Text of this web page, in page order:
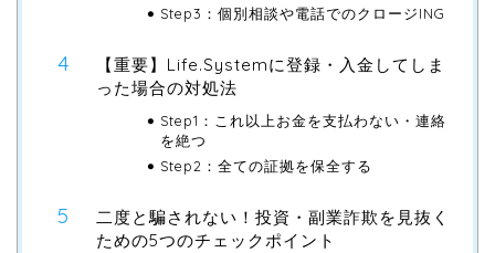
Step3：個別相談や電話でのクロージING
【重要】Life.Systemに登録・入金してしま
った場合の対処法
Step1：これ以上お金を支払わない・連絡
を絶つ
Step2：全ての証拠を保全する
二度と騙されない！投資・副業詐欺を見抜く
ための5つのチェックポイント